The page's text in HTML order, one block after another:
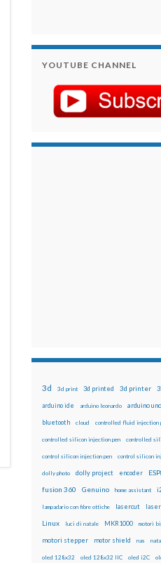
YOUTUBE CHANNEL
3d 3d print 3d printed 3d printer
arduino ide arduino leonardo arduino uno
bluetooth cloud controlled fluid injection
controlled silicon injection pen controlled
control silicon injection pen control silicon
dolly photo dolly project encoder
fusion 360 Genuino home assistant
lampadario con fibre ottiche lasercut
Linux luci di natale MKR1000 motori
motori stepper motor shield nas
oled 128x32 oled 128x32 IIC oled i2C